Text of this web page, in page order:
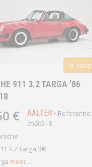
te koop
911 3.2 TARGA '86
€ AALTER• Referentie:
ch60518
3.2 Targa '86
meer...